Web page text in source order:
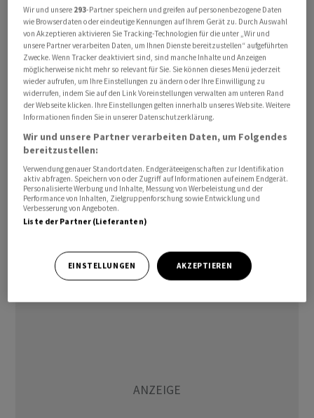
Im September hatten die Exporte noch klar
zugenommen. Und für das gesamte dritte Quartal war
ein Allzeithoch vermeldet worden. Das BAZG sieht den
aktuellen Rückgang aber nicht als Trendwende: Der
positive Trend sei noch intakt, heisst es im
Communiqué.
Chemie-Pharma stabil
Mehr als die Hälfte der Warengruppen wies laut den
Angaben im Oktober ein Negativzeichen auf. Besonders
ausgeprägt war es bei den Uhren (-4,3%), Maschinen
und Elektronik (-2,8%) sowie den Metallen (-2,7%). Die
welche rund die Hälfte der gesamten Ausfuhren
ausmachen, stagnierten.
Wir und unsere 293-Partner speichern und greifen auf personenbezogene Daten
wie Browserdaten oder eindeutige Kennungen auf Ihrem Gerät zu. Durch Auswahl
von Akzeptieren aktivieren Sie Tracking-Technologien für die unter „Wir und
unsere Partner verarbeiten Daten, um Ihnen Dienste bereitzustellen“ aufgeführten
Zwecke. Wenn Tracker deaktiviert sind, sind manche Inhalte und Anzeigen
möglicherweise nicht mehr so relevant für Sie. Sie können dieses Menü jederzeit
wieder aufrufen, um Ihre Einstellungen zu ändern oder Ihre Einwilligung zu
widerrufen, indem Sie auf den Link Voreinstellungen verwalten am unteren Rand
der Webseite klicken. Ihre Einstellungen gelten innerhalb unseres Website. Weitere
Informationen finden Sie in unserer Datenschutzerklärung.
Wir und unsere Partner verarbeiten Daten, um Folgendes
bereitzustellen:
Verwendung genauer Standortdaten. Endgeräteeigenschaften zur Identifikation
aktiv abfragen. Speichern von oder Zugriff auf Informationen auf einem Endgerät.
Personalisierte Werbung und Inhalte, Messung von Werbeleistung und der
Performance von Inhalten, Zielgruppenforschung sowie Entwicklung und
Verbesserung von Angeboten.
Liste der Partner (Lieferanten)
EINSTELLUNGEN AKZEPTIEREN